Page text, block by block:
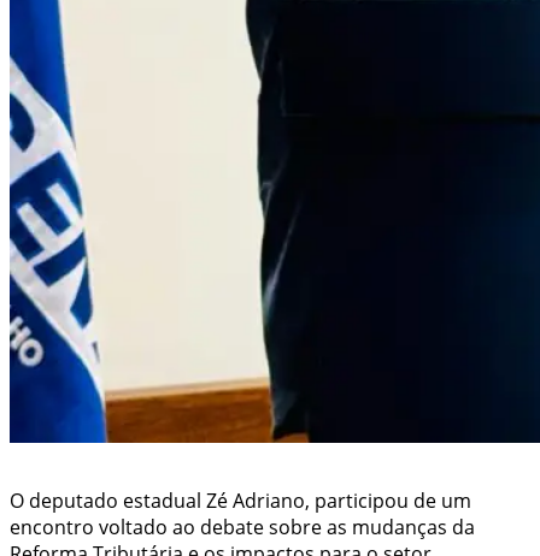
O deputado estadual Zé Adriano, participou de um
encontro voltado ao debate sobre as mudanças da